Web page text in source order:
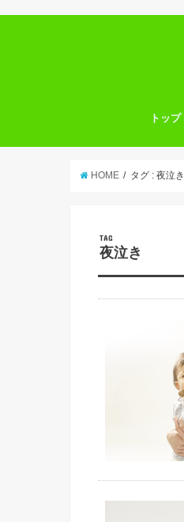
トップ
HOME タグ : 夜泣き
TAG
夜泣き